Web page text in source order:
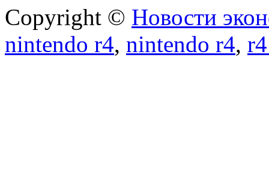
Copyright © Новости
nintendo r4, nintendo r4,